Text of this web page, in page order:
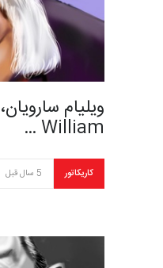
ویلیام سارویان،
William …
کاریکاتور 5 سال قبل